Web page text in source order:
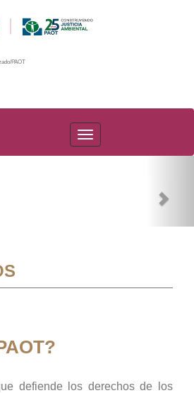
PAOT
PAOT
defiende los derechos de los